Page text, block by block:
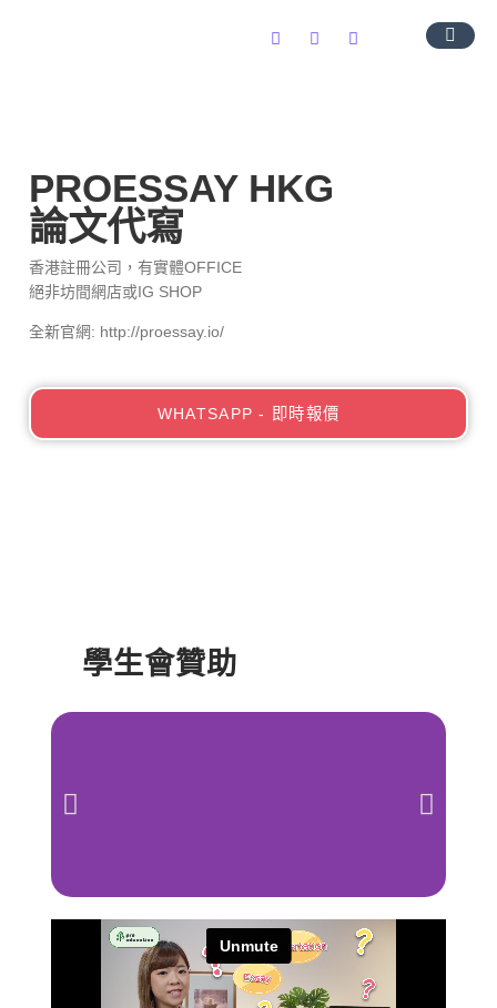
PROESSAY HKG
論文代寫
香港註冊公司，有實體OFFICE
絕非坊間網店或IG SHOP
全新官網: http://proessay.io/
WHATSAPP - 即時報價
學生會贊助